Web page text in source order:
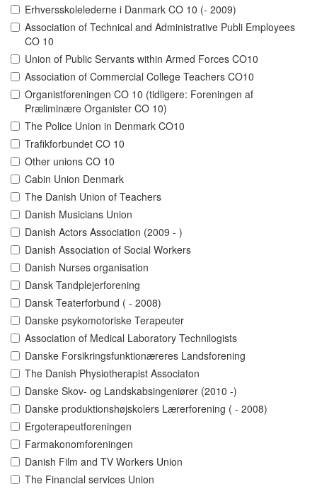
Erhversskolelederne i Danmark CO 10 (- 2009)
Association of Technical and Administrative Publi Employees
CO 10
Union of Public Servants within Armed Forces CO10
Association of Commercial College Teachers CO10
Organistforeningen CO 10 (tidligere: Foreningen af
Præliminære Organister CO 10)
The Police Union in Denmark CO10
Trafikforbundet CO 10
Other unions CO 10
Cabin Union Denmark
The Danish Union of Teachers
Danish Musicians Union
Danish Actors Association (2009 - )
Danish Association of Social Workers
Danish Nurses organisation
Dansk Tandplejerforening
Dansk Teaterforbund ( - 2008)
Danske psykomotoriske Terapeuter
Association of Medical Laboratory Technilogists
Danske Forsikringsfunktionæreres Landsforening
The Danish Physiotherapist Associaton
Danske Skov- og Landskabsingeniører (2010 -)
Danske produktionshøjskolers Lærerforening ( - 2008)
Ergoterapeutforeningen
Farmakonomforeningen
Danish Film and TV Workers Union
The Financial services Union